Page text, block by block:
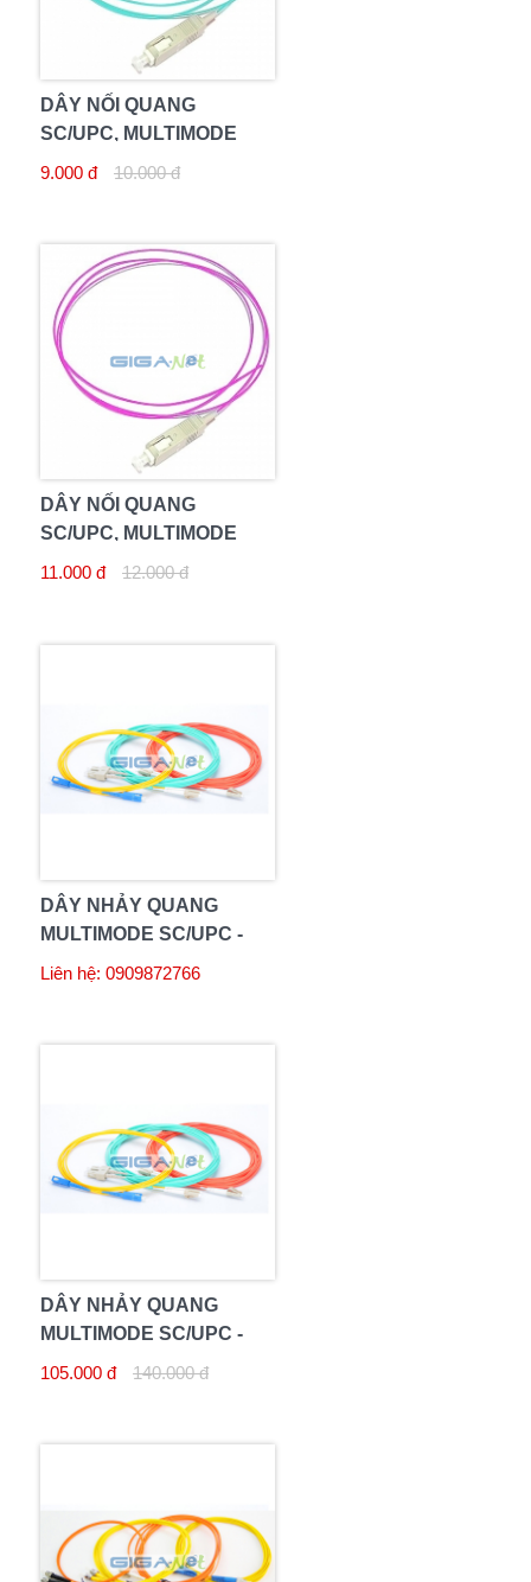
DÂY NỐI QUANG
SC/UPC, MULTIMODE
OM3
9.000 đ 10.000 đ
DÂY NỐI QUANG
SC/UPC, MULTIMODE
OM4
11.000 đ 12.000 đ
DÂY NHẢY QUANG
MULTIMODE SC/UPC -
LC/UPC 3M DUPLEX
Liên hệ: 0909872766
DÂY NHẢY QUANG
MULTIMODE SC/UPC -
SC/UPC 5M DUPLEX
105.000 đ 140.000 đ